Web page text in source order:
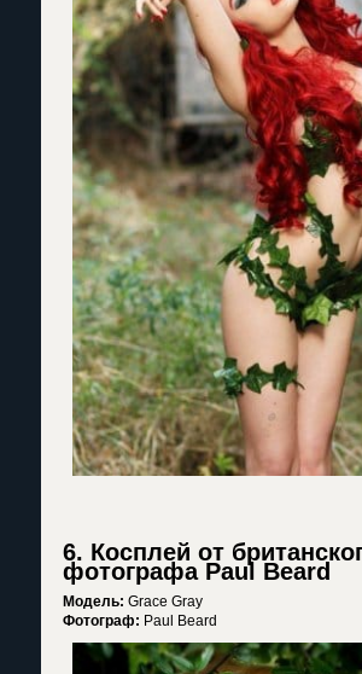
6. Косплей от
фотографа Paul Beard
Модель: Grace Gray
Фотограф: Paul Beard